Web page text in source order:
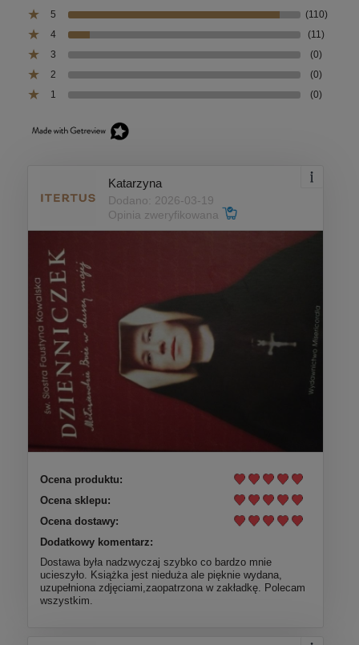
5
(110)
4
(11)
3
(0)
2
(0)
1
(0)
Katarzyna
Dodano: 2026-03-19
Opinia zweryfikowana
Ocena produktu:
Ocena sklepu:
Ocena dostawy:
Dodatkowy komentarz:
Dostawa była nadzwyczaj szybko co bardzo mnie
ucieszyło. Książka jest nieduża ale pięknie wydana,
uzupełniona zdjęciami,zaopatrzona w zakładkę. Polecam
wszystkim.